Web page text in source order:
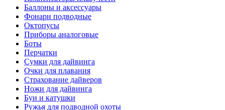
Баллоны и аксессуары
Фонари подводные
Октопусы
Приборы аналоговые
Боты
Перчатки
Сумки для дайвинга
Очки для плавания
Страхование дайверов
Ножи для дайвинга
Буи и катушки
Ружья для подводной охоты